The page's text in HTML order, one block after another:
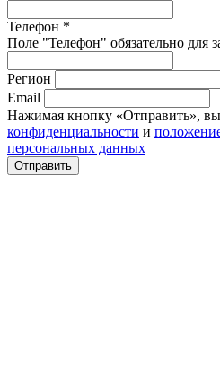
Телефон *
Поле "Телефон" обязательно для
Регион
Email
Нажимая кнопку «Отправить», вы
конфиденциальности и
персональных данных
Отправить